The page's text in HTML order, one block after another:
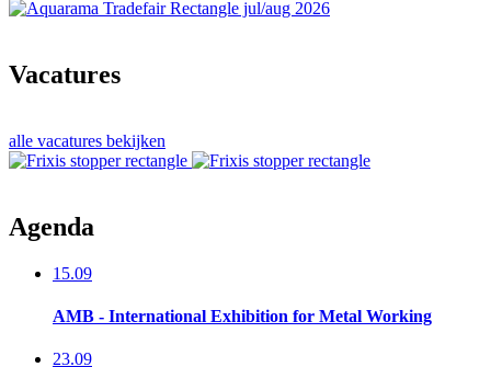
Vacatures
alle vacatures bekijken
Agenda
15.09
AMB - International Exhibition for Metal Working
23.09